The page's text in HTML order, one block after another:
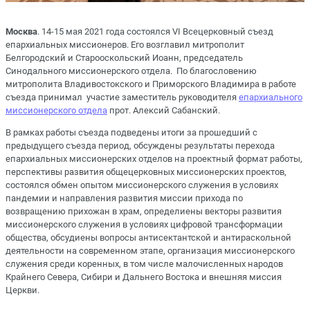
Москва. 14-15 мая 2021 года состоялся VI Всецерковный съезд
епархиальных миссионеров. Его возглавил митрополит
Белгородский и Старооскольский Иоанн, председатель
Синодального миссионерского отдела. По благословению
митрополита Владивостокского и Приморского Владимира в работе
съезда принимал участие заместитель руководителя епархиального
миссионерского отдела прот. Алексий Сабанский.
В рамках работы съезда подведены итоги за прошедший с
предыдущего съезда период, обсуждены результаты перехода
епархиальных миссионерских отделов на проектный формат работы,
перспективы развития общецерковных миссионерских проектов,
состоялся обмен опытом миссионерского служения в условиях
пандемии и направления развития миссии прихода по
возвращению прихожан в храм, определиены векторы развития
миссионерского служения в условиях цифровой трансформации
общества, обсудиены вопросы антисектантской и антираскольной
деятельности на современном этапе, организация миссионерского
служения среди коренных, в том числе малочисленных народов
Крайнего Севера, Сибири и Дальнего Востока и внешняя миссия
Церкви.